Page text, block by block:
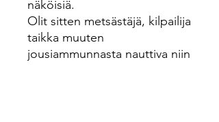
näköisiä.
Olit sitten metsästäjä, kilpailija
taikka muuten
jousiammunnasta nauttiva niin